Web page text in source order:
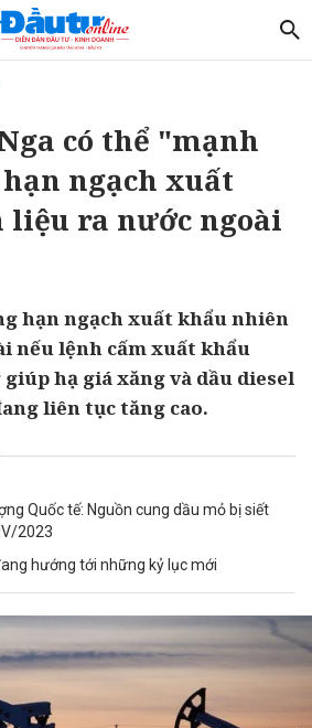
có thể "mạnh
ngạch xuất
liệu ra nước ngoài
hạn ngạch xuất khẩu nhiên
nếu lệnh cấm xuất khẩu
hạ giá xăng và dầu diesel
liên tục tăng cao.
Quốc tế: Nguồn cung dầu mỏ bị siết
2023
hướng tới những kỷ lục mới